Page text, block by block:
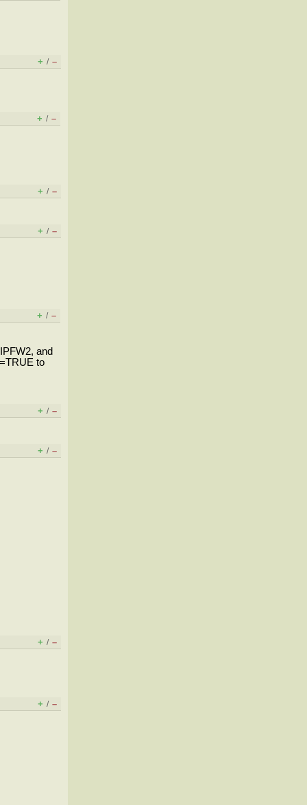
+ / –
+ / –
+ / –
+ / –
+ / –
and
to
+ / –
+ / –
+ / –
+ / –